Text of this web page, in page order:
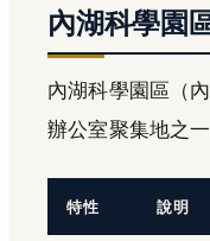
內湖科學園
內湖科學園區（
辦公室聚集地之
特性 說明